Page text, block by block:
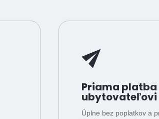
Priama platba
ubytovateľovi
Úplne bez poplatkov a